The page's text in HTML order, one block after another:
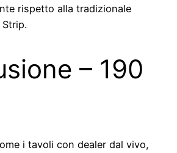
rispetto alla tradizionale
– 190
i tavoli con dealer dal vivo,